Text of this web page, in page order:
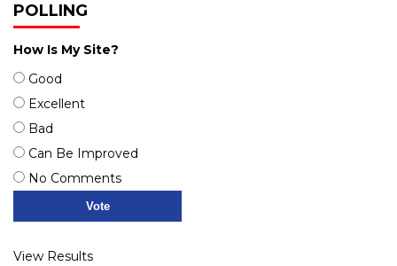
POLLING
How Is My Site?
Good
Excellent
Bad
Can Be Improved
No Comments
View Results